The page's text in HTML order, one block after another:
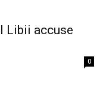
Libii accuse
0